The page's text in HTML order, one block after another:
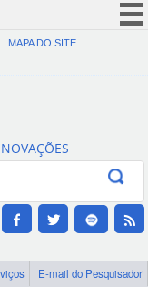
(COVID-19)
Canais
MAPA DO SITE
E-mail do Pesquisador